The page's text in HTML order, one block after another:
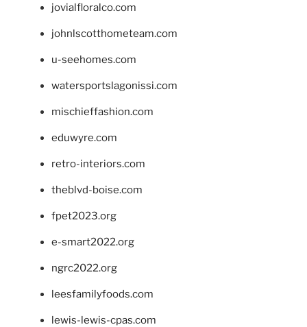
jovialfloralco.com
johnlscotthometeam.com
u-seehomes.com
watersportslagonissi.com
mischieffashion.com
eduwyre.com
retro-interiors.com
theblvd-boise.com
fpet2023.org
e-smart2022.org
ngrc2022.org
leesfamilyfoods.com
lewis-lewis-cpas.com